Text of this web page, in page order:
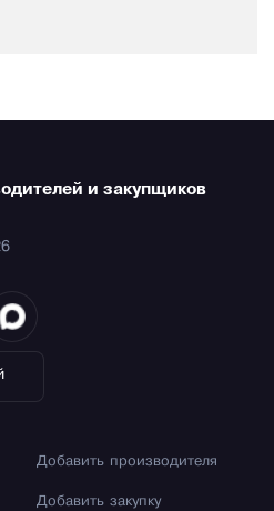
и закупщиков
Добавить производителя
Добавить закупку